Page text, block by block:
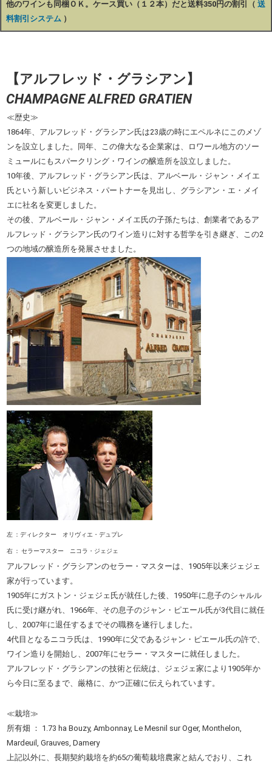
他のワインも同梱ＯＫ。ケース買い（１２本）だと送料350円の割引（ 送
料割引システム ）
【アルフレッド・グラシアン】
CHAMPAGNE ALFRED GRATIEN
≪歴史≫
1864年、アルフレッド・グラシアン氏は23歳の時にエペルネにこのメゾ
ンを設立しました。同年、この偉大なる企業家は、ロワール地方のソー
ミュールにもスパークリング・ワインの醸造所を設立しました。
10年後、アルフレッド・グラシアン氏は、アルベール・ジャン・メイエ
氏という新しいビジネス・パートナーを見出し、グラシアン・エ・メイ
エに社名を変更しました。
その後、アルベール・ジャン・メイエ氏の子孫たちは、創業者であるア
ルフレッド・グラシアン氏のワイン造りに対する哲学を引き継ぎ、この2
つの地域の醸造所を発展させました。
左 ：ディレクター オリヴィエ・デュプレ
右 ： セラーマスター ニコラ・ジェジェ
アルフレッド・グラシアンのセラー・マスターは、1905年以来ジェジェ
家が行っています。
1905年にガストン・ジェジェ氏が就任した後、1950年に息子のシャルル
氏に受け継がれ、1966年、その息子のジャン・ピエール氏が3代目に就任
し、2007年に退任するまでその職務を遂行しました。
4代目となるニコラ氏は、1990年に父であるジャン・ピエール氏の許で、
ワイン造りを開始し、2007年にセラー・マスターに就任しました。
アルフレッド・グラシアンの技術と伝統は、ジェジェ家により1905年か
ら今日に至るまで、厳格に、かつ正確に伝えられています。
≪栽培≫
所有畑 ： 1.73 ha Bouzy, Ambonnay, Le Mesnil sur Oger, Monthelon,
Mardeuil, Grauves, Damery
上記以外に、長期契約栽培を約65の葡萄栽培農家と結んでおり、これ